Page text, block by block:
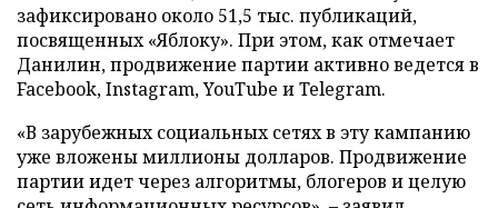
зафиксировано около 51,5 тыс. публикаций,
посвященных «Яблоку». При этом, как отмечает
Данилин, продвижение партии активно ведется в
Facebook, Instagram, YouTube и Telegram.
«В зарубежных социальных сетях в эту кампанию
уже вложены миллионы долларов. Продвижение
партии идет через алгоритмы, блогеров и целую